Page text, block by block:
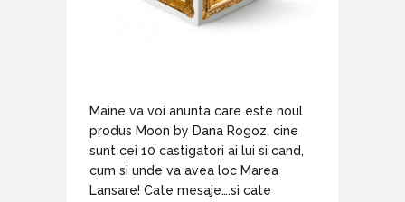
Maine va voi anunta care este noul
produs Moon by Dana Rogoz, cine
sunt cei 10 castigatori ai lui si cand,
cum si unde va avea loc Marea
Lansare! Cate mesaje….si cate